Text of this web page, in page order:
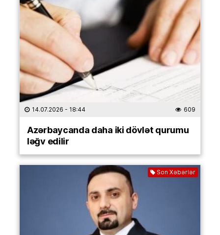
14.07.2026 - 18:44 609
Azərbaycanda daha iki dövlət qurumu
ləğv edilir
Son Xəbərlər